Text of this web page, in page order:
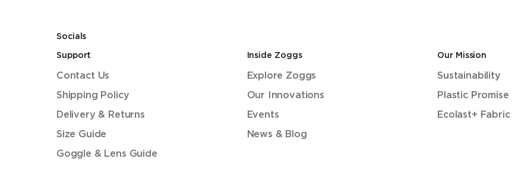
Socials
Support
Contact Us
Shipping Policy
Delivery & Returns
Size Guide
Goggle & Lens Guide
Inside Zoggs
Explore Zoggs
Our Innovations
Events
News & Blog
Our Mission
Sustainability
Plastic Promise
Ecolast+ Fabric